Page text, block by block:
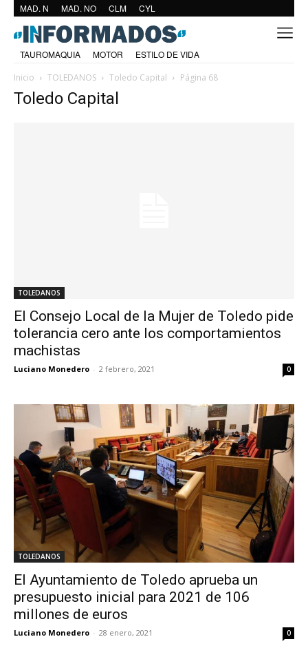
MAD. N MAD. NO CLM CYL
TAUROMAQUIA MOTOR
ESTILO DE VIDA
Inicio
TOLEDANOS Toledo Capital Página 68
Toledo Capital
TOLEDANOS
El Consejo Local de la Mujer de Toledo pide
tolerancia cero ante los comportamientos
machistas
Luciano Monedero - 2 febrero, 2021 0
TOLEDANOS
El Ayuntamiento de Toledo aprueba un
presupuesto inicial para 2021 de 106
millones de euros
Luciano Monedero - 28 enero, 2021 0